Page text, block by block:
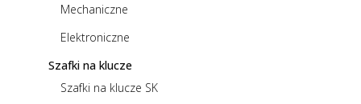
Mechaniczne
Elektroniczne
Szafki na klucze
Szafki na klucze SK